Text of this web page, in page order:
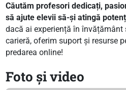
Căutăm profesori dedicați,
să ajute elevii să-și atingă
dacă ai experiență în învățământ
carieră, oferim suport și resurse
predarea online!
Foto și video